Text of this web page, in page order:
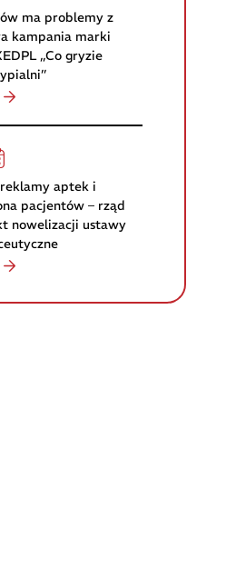
ma problemy z
kampania marki
„Co gryzie
aptek i
pacjentów – rząd
nowelizacji ustawy